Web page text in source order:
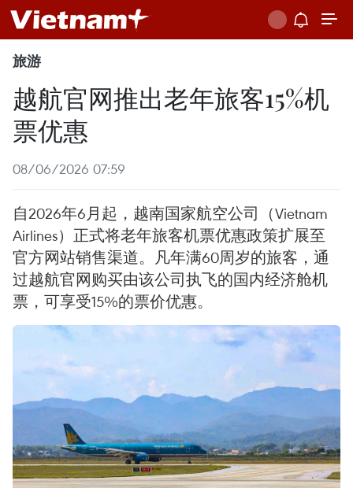
旅游
越航官网推出老年旅客15%机
票优惠
08/06/2026 07:59
自2026年6月起，越南国家航空公司（Vietnam
Airlines）正式将老年旅客机票优惠政策扩展至
官方网站销售渠道。凡年满60周岁的旅客，通
过越航官网购买由该公司执飞的国内经济舱机
票，可享受15%的票价优惠。